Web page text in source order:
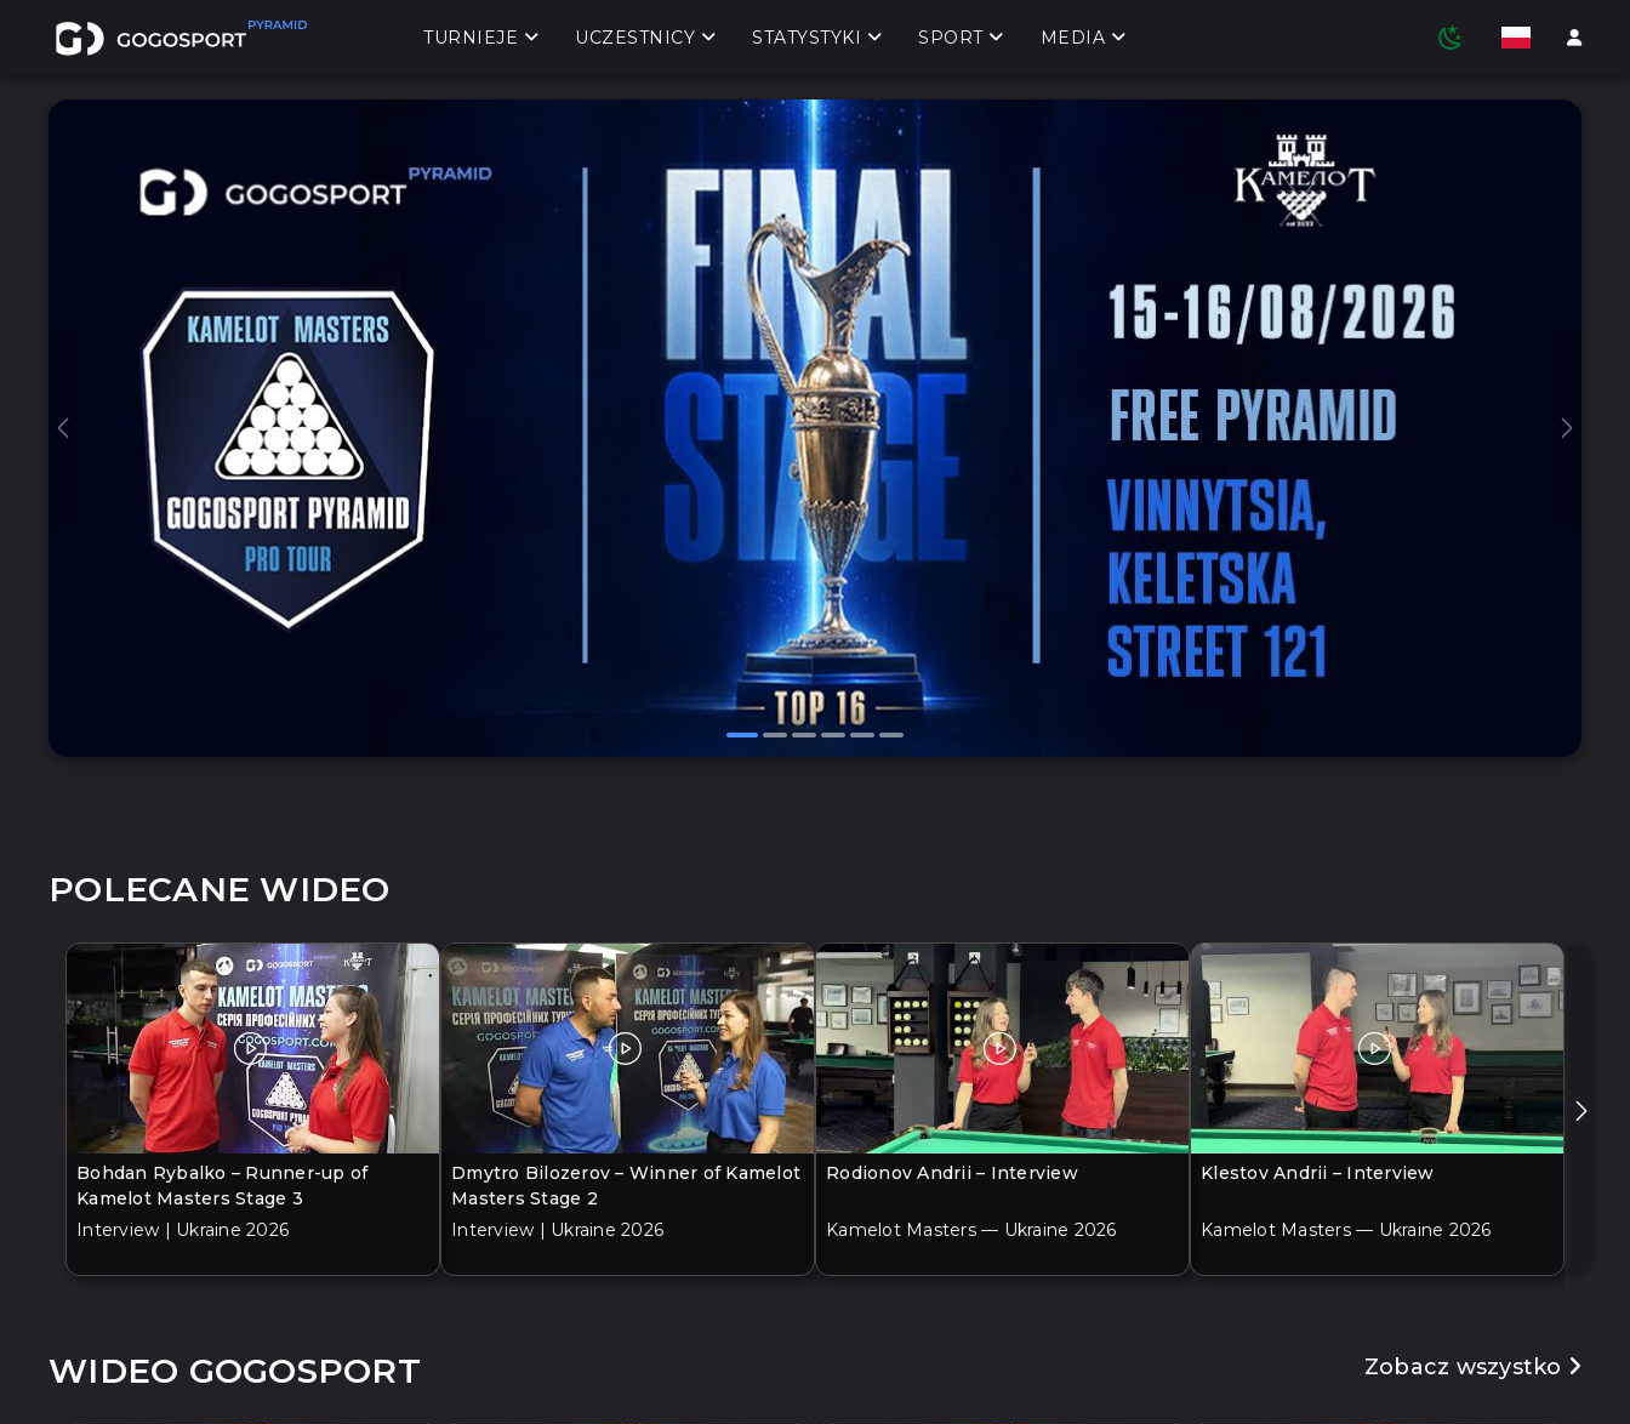
TURNIEJE UCZESTNICY STATYSTYKI SPORT MEDIA
Previous Next
POLECANE WIDEO
Bohdan Rybalko – Runner-up of
Kamelot Masters Stage 3
Interview | Ukraine 2026
Dmytro Bilozerov – Winner of Kamelot
Masters Stage 2
Interview | Ukraine 2026
Rodionov Andrii – Interview
Kamelot Masters — Ukraine 2026
Klestov Andrii – Interview
Kamelot Masters — Ukraine 2026
WIDEO GOGOSPORT Zobacz wszystko